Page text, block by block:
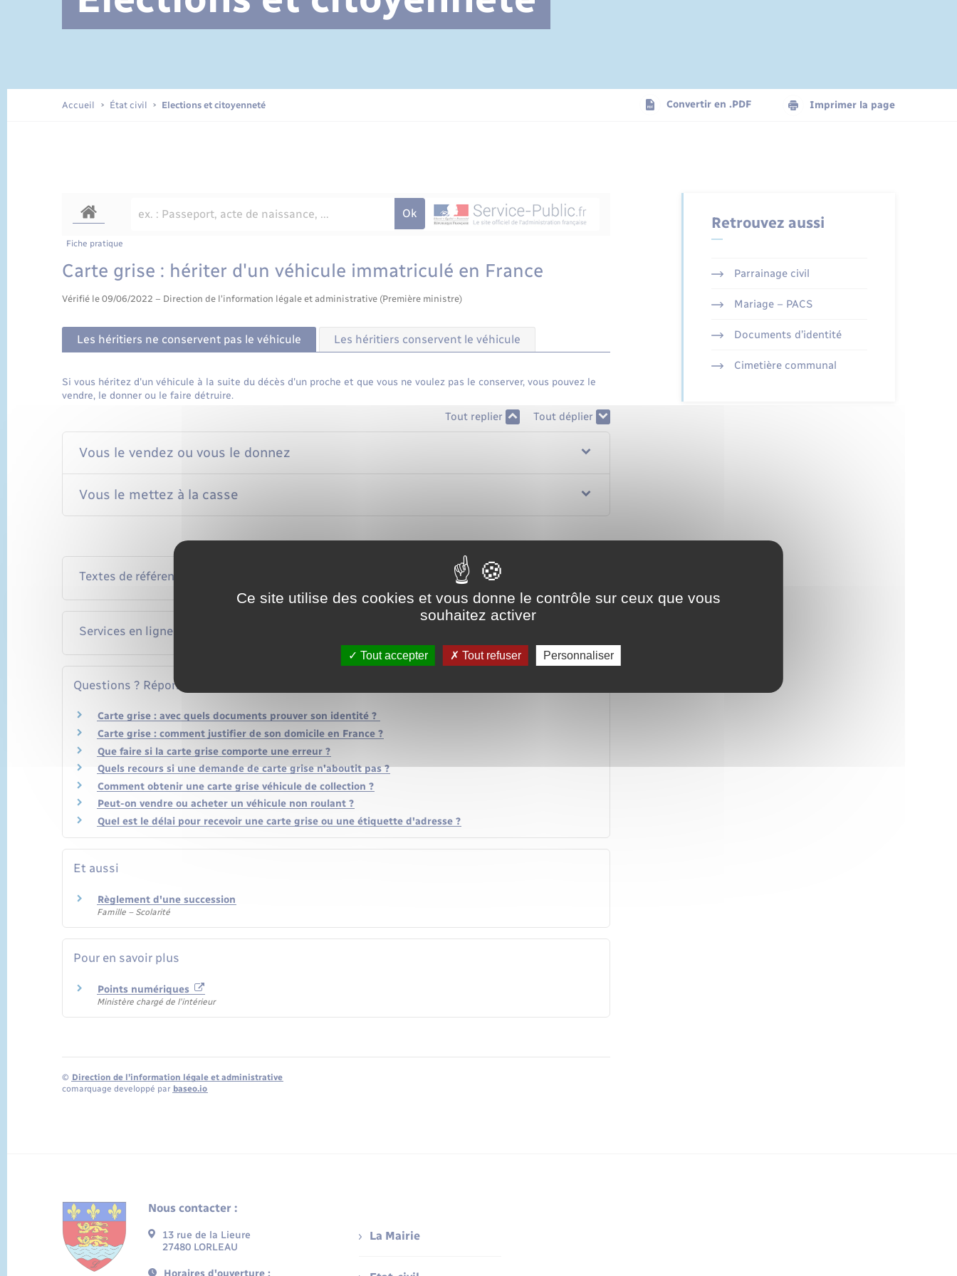
Documents d’identité Cimetière communal
Accueil État civil Elections et citoyenneté Convertir en .PDF Imprimer la page
Fiche pratique
Carte grise : hériter d'un véhicule immatriculé en France
Vérifié le 09/06/2022 – Direction de l'information légale et administrative (Première ministre)
Les héritiers ne conservent pas le véhicule Les héritiers conservent le véhicule
Si vous héritez d'un véhicule à la suite du décès d'un proche et que vous ne voulez pas le conserver, vous pouvez le
vendre, le donner ou le faire détruire.
Tout replier Tout déplier
Vous le vendez ou vous le donnez
Vous le mettez à la casse
Textes de référence
Services en ligne et formulaires
Questions ? Réponses !
Carte grise : avec quels documents prouver son identité ?
Carte grise : comment justifier de son domicile en France ?
Que faire si la carte grise comporte une erreur ?
Quels recours si une demande de carte grise n'aboutit pas ?
Comment obtenir une carte grise véhicule de collection ?
Peut-on vendre ou acheter un véhicule non roulant ?
Quel est le délai pour recevoir une carte grise ou une étiquette d'adresse ?
Et aussi
Règlement d'une succession
Famille – Scolarité
Pour en savoir plus
Points numériques
Ministère chargé de l'intérieur
© Direction de l’information légale et administrative
comarquage developpé par baseo.io
Retrouvez aussi
Parrainage civil
Mariage – PACS
Documents d’identité
Cimetière communal
Nous contacter :
13 rue de la Lieure
27480 LORLEAU
Horaires d'ouverture :
La Mairie
Ce site utilise des cookies et vous donne le contrôle sur ceux que vous
souhaitez activer
Tout accepter Tout refuser Personnaliser